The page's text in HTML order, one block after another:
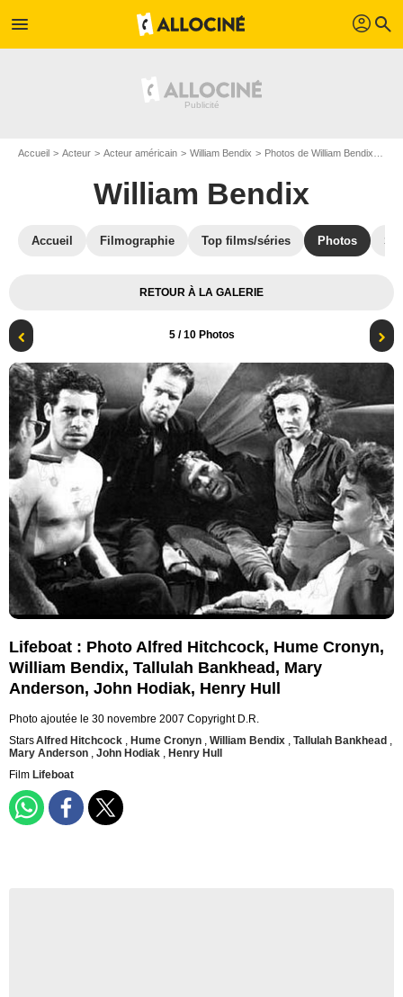
menu profil search
Accueil Acteur Acteur américain William Bendix Photos de William Bendix
William Bendix
Accueil Filmographie Top films/séries Photos
RETOUR À LA GALERIE
5/ 10 Photos
Lifeboat : Photo Alfred Hitchcock, Hume Cronyn,
William Bendix, Tallulah Bankhead, Mary
Anderson, John Hodiak, Henry Hull
Photo ajoutée le 30 novembre 2007 Copyright D.R.
StarsAlfred Hitchcock , Hume Cronyn , William Bendix , Tallulah Bankhead ,
Mary Anderson , John Hodiak , Henry Hull
Film Lifeboat